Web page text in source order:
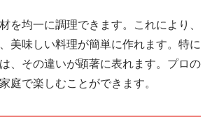
を均一に調理できます。これにより、
美味しい料理が簡単に作れます。特に
、その違いが顕著に表れます。プロの
庭で楽しむことができます。